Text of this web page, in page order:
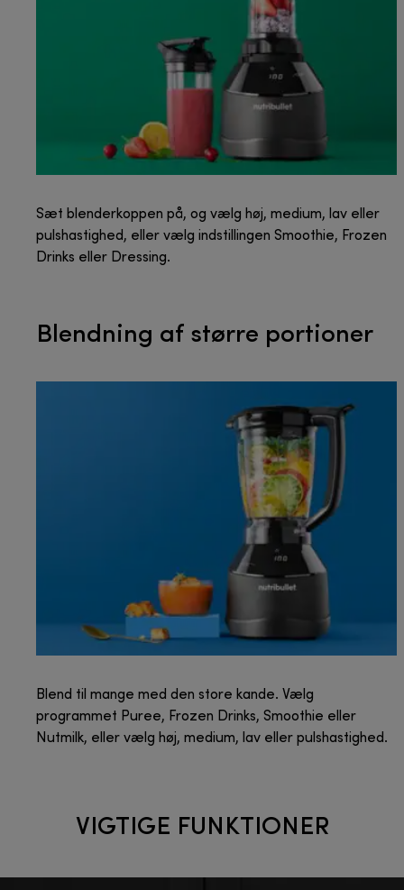
Sæt blenderkoppen på, og vælg høj, medium, lav eller
pulshastighed, eller vælg indstillingen Smoothie, Frozen
Drinks eller Dressing.
Blendning af større portioner
Blend til mange med den store kande. Vælg
programmet Puree, Frozen Drinks, Smoothie eller
Nutmilk, eller vælg høj, medium, lav eller pulshastighed.
VIGTIGE FUNKTIONER